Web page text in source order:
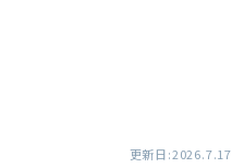
更新日:2026.7.17